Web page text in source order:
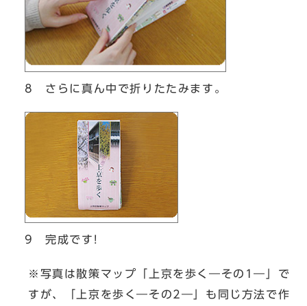
8 さらに真ん中で折りたたみます。
9 完成です!
※写真は散策マップ「上京を歩く―その1―」で
すが、「上京を歩く―その2―」も同じ方法で作